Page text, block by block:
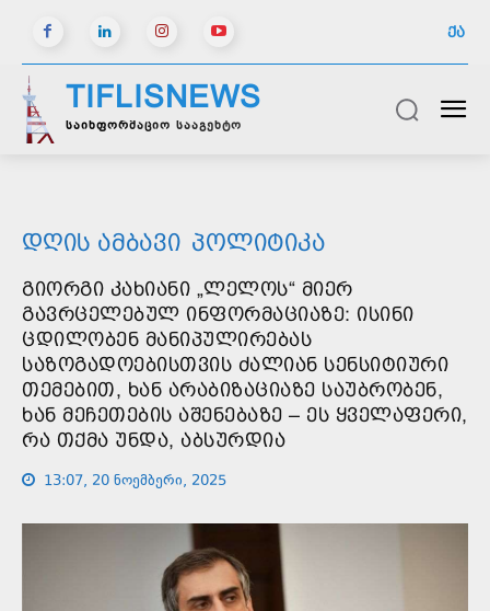
ᲥᲐ
TIFLISNEWS
საინფორმაციო სააგენტო
ᲓᲦᲘᲡ ᲐᲛᲑᲐᲕᲘ ᲞᲝᲚᲘᲢᲘᲙᲐ
ᲒᲘᲝᲠᲒᲘ ᲙᲐᲮᲘᲐᲜᲘ „ᲚᲔᲚᲝᲡ“ ᲛᲘᲔᲠ
ᲒᲐᲕᲠᲪᲔᲚᲔᲑᲣᲚ ᲘᲜᲤᲝᲠᲛᲐᲪᲘᲐᲖᲔ: ᲘᲡᲘᲜᲘ
ᲪᲓᲘᲚᲝᲑᲔᲜ ᲛᲐᲜᲘᲞᲣᲚᲘᲠᲔᲑᲐᲡ
ᲡᲐᲖᲝᲒᲐᲓᲝᲔᲑᲘᲡᲗᲕᲘᲡ ᲫᲐᲚᲘᲐᲜ ᲡᲔᲜᲡᲘᲢᲘᲣᲠᲘ
ᲗᲔᲛᲔᲑᲘᲗ, ᲮᲐᲜ ᲐᲠᲐᲑᲘᲖᲐᲪᲘᲐᲖᲔ ᲡᲐᲣᲑᲠᲝᲑᲔᲜ,
ᲮᲐᲜ ᲛᲔᲩᲔᲗᲔᲑᲘᲡ ᲐᲨᲔᲜᲔᲑᲐᲖᲔ – ᲔᲡ ᲧᲕᲔᲚᲐᲤᲔᲠᲘ,
ᲠᲐ ᲗᲥᲛᲐ ᲣᲜᲓᲐ, ᲐᲑᲡᲣᲠᲓᲘᲐ
13:07, 20 ნოემბერი, 2025